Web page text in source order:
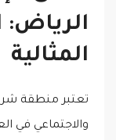
المثالية
تعتبر منطقة
والاجتماعي في